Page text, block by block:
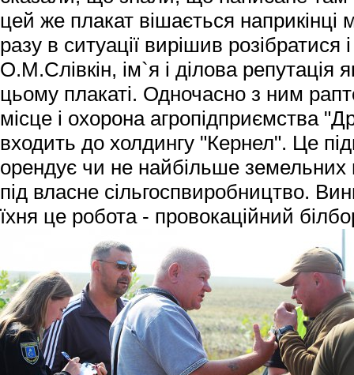
цей же плакат вішається наприкінці
разу в ситуації вирішив
О.М.Слівкін, ім`я і ділова репутація
цьому плакаті. Одночасно з ним
місце і охорона агропідприємства
входить до холдингу "Кернел". Це
орендує чи не найбільше земельних
під власне сільгоспвиробництво.
їхня це робота - провокаційний